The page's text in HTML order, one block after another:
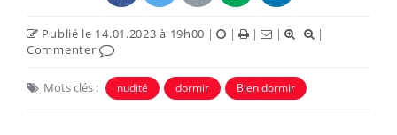
Publié le 14.01.2023 à 19h00 | | | |
|
Commenter
Mots clés : nudité dormir Bien dormir